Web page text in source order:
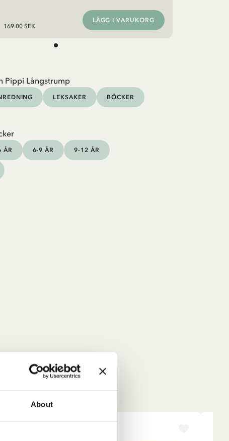
About
169.00 SEK
LÄGG I VARUKORG
Pippi Långstrump
LEKSAKER BÖCKER
ÅR 6-9 ÅR 9-12 ÅR